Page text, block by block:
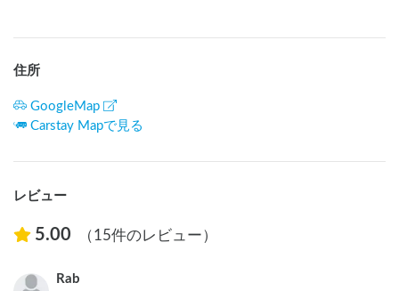
住所
GoogleMap
Carstay Mapで見る
レビュー
5.00 （15件のレビュー）
Rab